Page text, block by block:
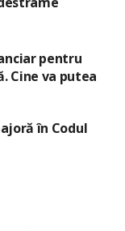
pentru
Cine va putea
în Codul